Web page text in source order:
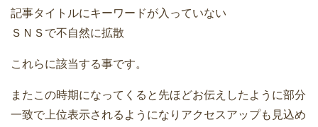
記事タイトルにキーワードが入っていない
ＳＮＳで不自然に拡散
これらに該当する事です。
またこの時期になってくると先ほどお伝えしたように部分
一致で上位表示されるようになりアクセスアップも見込め